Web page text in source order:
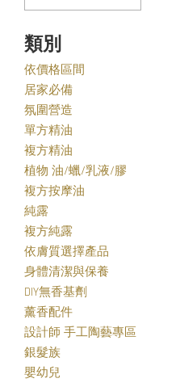
類別
依價格區間
居家必備
氛圍營造
單方精油
複方精油
植物 油/蠟/乳液/膠
複方按摩油
純露
複方純露
依膚質選擇產品
身體清潔與保養
DIY無香基劑
薰香配件
設計師 手工陶藝專區
銀髮族
嬰幼兒